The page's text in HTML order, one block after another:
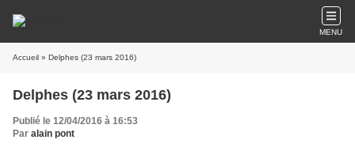
MENU
Accueil » Delphes (23 mars 2016)
Delphes (23 mars 2016)
Publié le 12/04/2016 à 16:53
Par alain pont